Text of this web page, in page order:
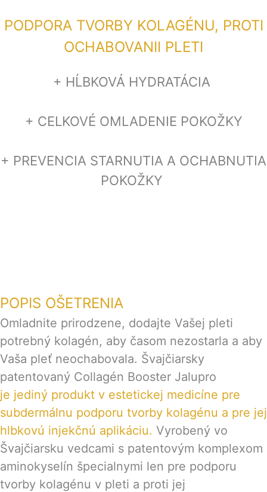
PODPORA TVORBY KOLAGÉNU, PROTI
OCHABOVANII PLETI
+ HĹBKOVÁ HYDRATÁCIA
+ CELKOVÉ OMLADENIE POKOŽKY
+ PREVENCIA STARNUTIA A OCHABNUTIA
POKOŽKY
POPIS OŠETRENIA
Omladnite prirodzene, dodajte Vašej pleti
potrebný kolagén, aby časom nezostarla a aby
Vaša pleť neochabovala. Švajčiarsky
patentovaný Collagén Booster Jalupro
je jediný produkt v estetickej medicíne pre
subdermálnu podporu tvorby kolagénu a pre jej
hlbkovú injekčnú aplikáciu. Vyrobený vo
Švajčiarsku vedcami s patentovým komplexom
aminokyselín špecialnymi len pre podporu
tvorby kolagénu v pleti a proti jej